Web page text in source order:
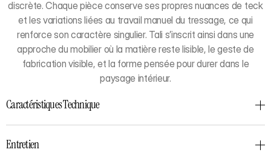
discrète. Chaque pièce conserve ses propres nuances de teck
et les variations liées au travail manuel du tressage, ce qui
renforce son caractère singulier. Tali s’inscrit ainsi dans une
approche du mobilier où la matière reste lisible, le geste de
fabrication visible, et la forme pensée pour durer dans le
paysage intérieur.
Caractéristiques Technique
Entretien